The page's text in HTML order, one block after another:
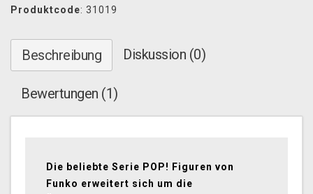
Produktcode: 31019
Beschreibung Diskussion (0)
Bewertungen (1)
Die beliebte Serie POP! Figuren von
Funko erweitert sich um die